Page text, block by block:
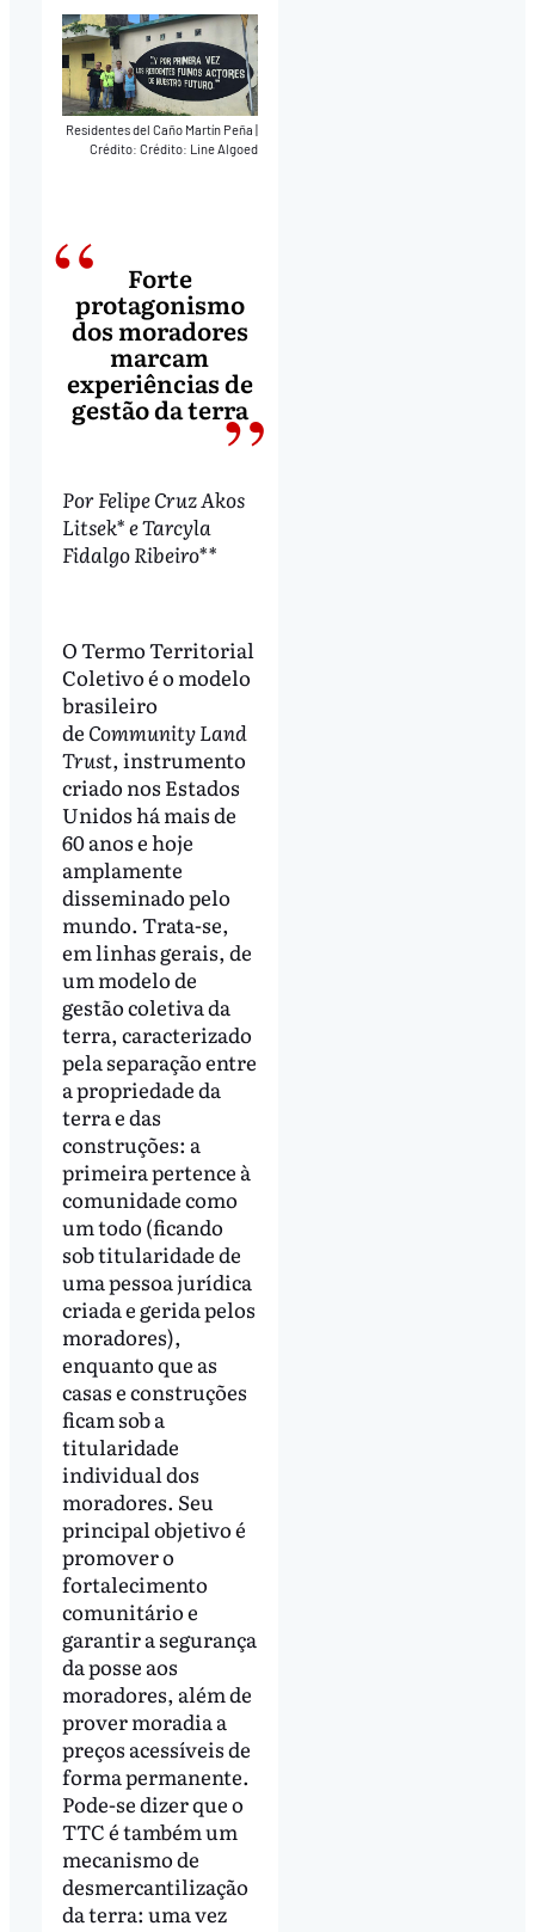
Residentes del Caño Martín Peña
Crédito: Crédito: Line Algoed
Forte
protagonismo
dos moradores
marcam
experiências de
gestão da terra
Por Felipe Cruz Akos
Litsek* e Tarcyla
Fidalgo Ribeiro**
O Termo Territorial
Coletivo é o modelo
brasileiro
de Community Land
Trust, instrumento
criado nos Estados
Unidos há mais de
60 anos e hoje
amplamente
disseminado pelo
mundo. Trata-se,
em linhas gerais, de
um modelo de
gestão coletiva da
terra, caracterizado
pela separação entre
a propriedade da
terra e das
construções: a
primeira pertence à
comunidade como
um todo (ficando
sob titularidade de
uma pessoa jurídica
criada e gerida pelos
moradores),
enquanto que as
casas e construções
ficam sob a
titularidade
individual dos
moradores. Seu
principal objetivo é
promover o
fortalecimento
comunitário e
garantir a segurança
da posse aos
moradores, além de
prover moradia a
preços acessíveis de
forma permanente.
Pode-se dizer que o
TTC é também um
mecanismo de
desmercantilização
da terra: uma vez